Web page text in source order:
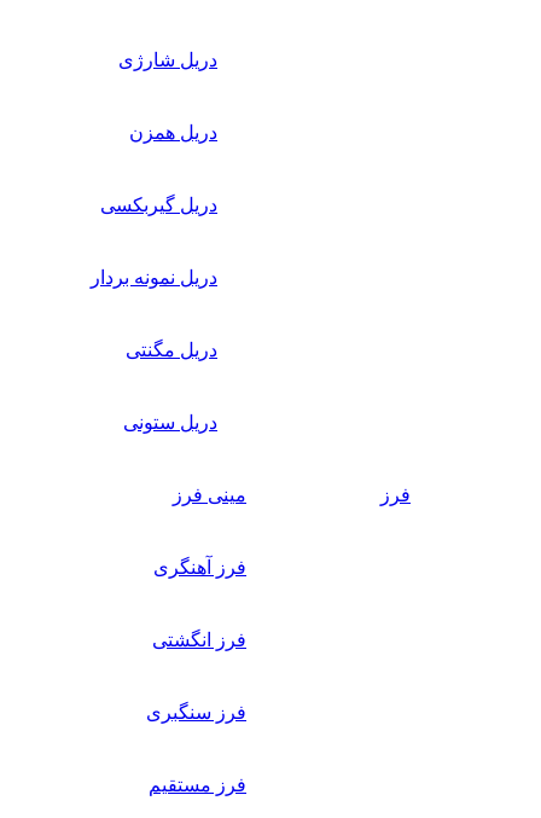
دریل شارژی
دریل همزن
دریل گیربکسی
دریل نمونه بردار
دریل مگنتی
دریل ستونی
فرز مینی فرز
فرز آهنگری
فرز انگشتی
فرز سنگبری
فرز مستقیم